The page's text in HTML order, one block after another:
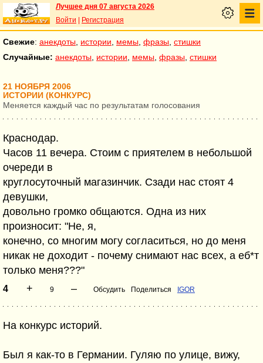
Лучшее дня 07 августа 2026
Войти
Регистрация
Свежие: анекдоты истории мемы фразы стишки
Случайные: анекдоты истории мемы фразы стишки
21 НОЯБРЯ 2006
ИСТОРИИ (КОНКУРС)
Меняется каждый час по результатам голосования
Краснодар.
Часов 11 вечера. Стоим с приятелем в небольшой
очереди в
круглосуточный магазинчик. Сзади нас стоят 4
девушки,
довольно громко общаются. Одна из них
произносит: "Не, я,
конечно, со многим могу согласиться, но до меня
никак не доходит - почему снимают нас всех, а еб*т
только меня???"
4 + 9 – Обсудить Поделиться IGOR
На конкурс историй.
Был я как-то в Германии. Гуляю по улице, вижу,